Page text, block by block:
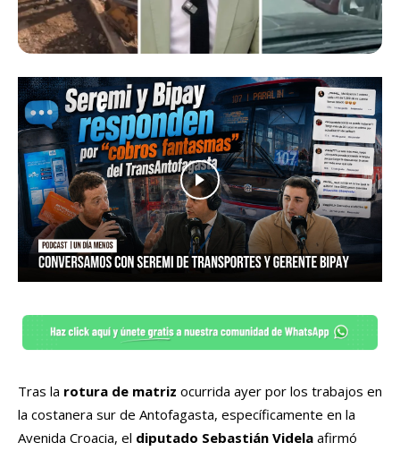
Tras la rotura de matriz ocurrida ayer por los trabajos en
la costanera sur de Antofagasta, específicamente en la
Avenida Croacia, el diputado Sebastián Videla afirmó